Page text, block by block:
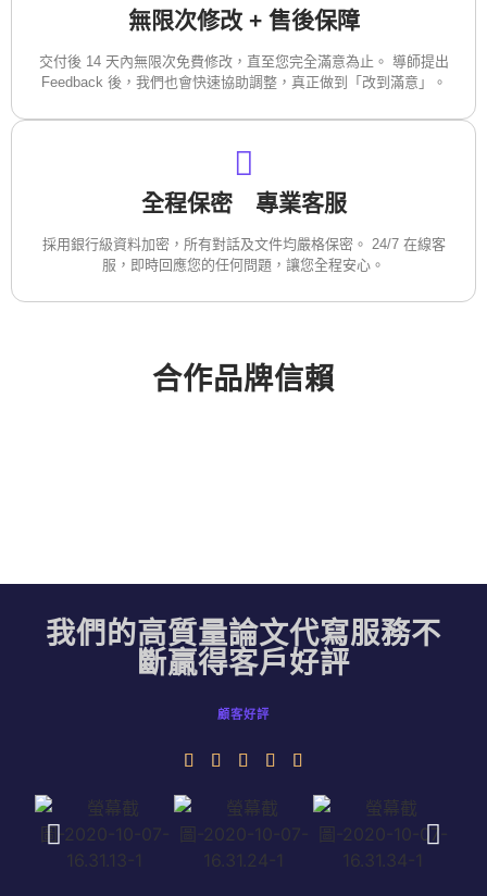
無限次修改 + 售後保障
交付後 14 天內無限次免費修改，直至您完全滿意為止。 導師提出
Feedback 後，我們也會快速協助調整，真正做到「改到滿意」。
全程保密 專業客服
採用銀行級資料加密，所有對話及文件均嚴格保密。 24/7 在線客
服，即時回應您的任何問題，讓您全程安心。
合作品牌信賴
我們的高質量論文代寫服務不
斷贏得客戶好評
顧客好評